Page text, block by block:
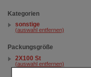
Kategorien
sonstige
(auswahl entfernen)
Packungsgröße
2X100 St
(auswahl entfernen)